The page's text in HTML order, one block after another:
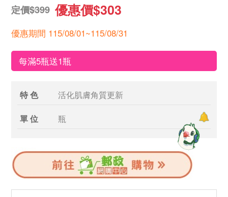
定價$399 優惠價$303
優惠期間 115/08/01~115/08/31
每滿5瓶送1瓶
特 色 活化肌膚角質更新
單 位 瓶